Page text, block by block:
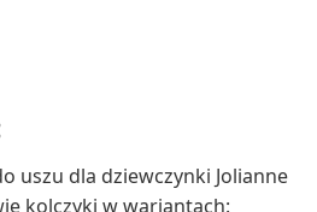
uszu dla dziewczynki Jolianne
kolczyki w wariantach: